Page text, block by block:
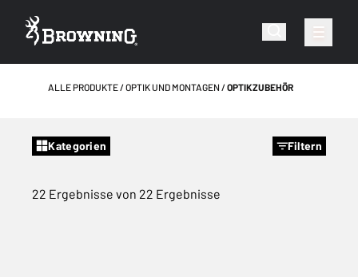
ALLE PRODUKTE OPTIK UND MONTAGEN OPTIKZUBEHÖR
Kategorien Filtern
22 Ergebnisse von 22 Ergebnisse